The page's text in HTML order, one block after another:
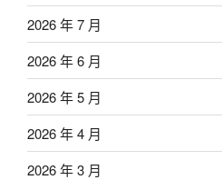
2026 年 7 月
2026 年 6 月
2026 年 5 月
2026 年 4 月
2026 年 3 月